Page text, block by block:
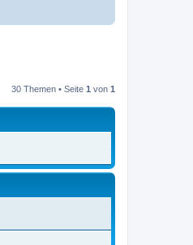
30 Themen • Seite 1 von 1